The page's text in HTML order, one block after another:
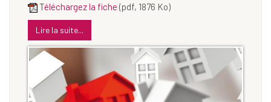
Téléchargez la fiche (pdf, 1876 Ko)
Lire la suite...